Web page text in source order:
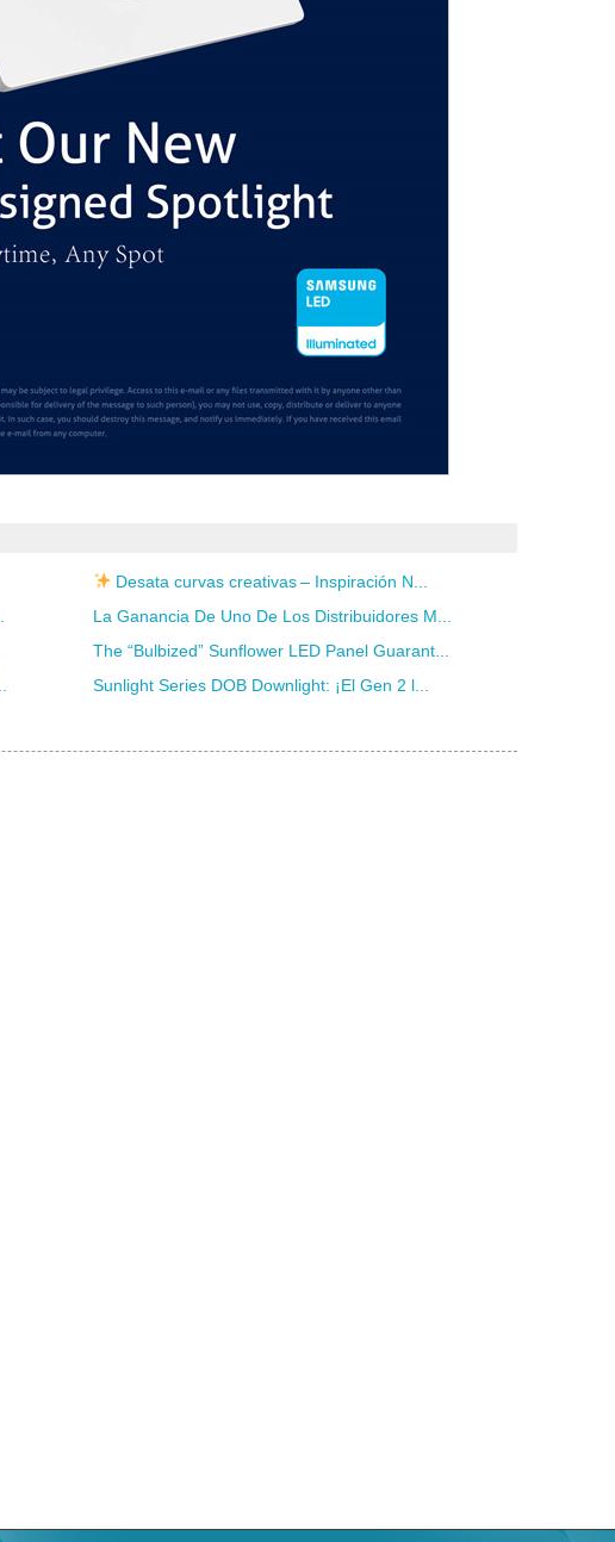
Desata curvas creativas – Inspiración N...
La Ganancia De Uno De Los Distribuidores M...
The “Bulbized” Sunflower LED Panel Guarant...
Sunlight Series DOB Downlight: ¡El Gen 2 l...